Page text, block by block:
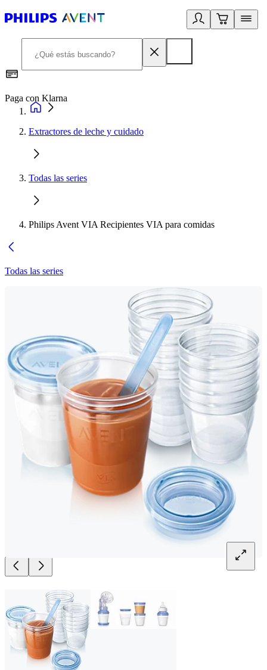
Paga con Klarna
Extractores de leche y cuidado
Todas las series
Philips Avent VIA Recipientes VIA para comidas
Todas las series